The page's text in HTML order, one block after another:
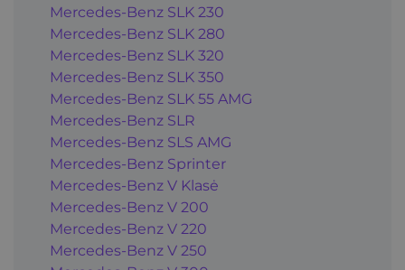
Mercedes-Benz SLK 230
Mercedes-Benz SLK 280
Mercedes-Benz SLK 320
Mercedes-Benz SLK 350
Mercedes-Benz SLK 55 AMG
Mercedes-Benz SLR
Mercedes-Benz SLS AMG
Mercedes-Benz Sprinter
Mercedes-Benz V Klasė
Mercedes-Benz V 200
Mercedes-Benz V 220
Mercedes-Benz V 250